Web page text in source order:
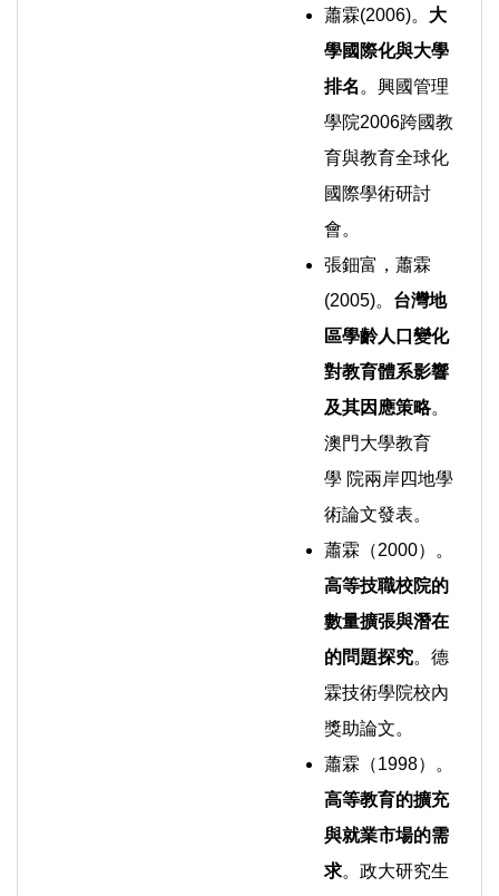
蕭霖(2006)。 大
學國際化與大學
排名 。興國管理
學院2006跨國教
育與教育全球化
國際學術研討
會。
張鈿富，蕭霖
(2005)。 台灣地
區學齡人口變化
對教育體系影響
及其因應策略。
澳門大學教育
學 院兩岸四地學
術論文發表。
蕭霖（2000）。
高等技職校院的
數量擴張與潛在
的問題探究。德
霖技術學院校內
獎助論文。
蕭霖（1998）。
高等教育的擴充
與就業市場的需
求。政大研究生